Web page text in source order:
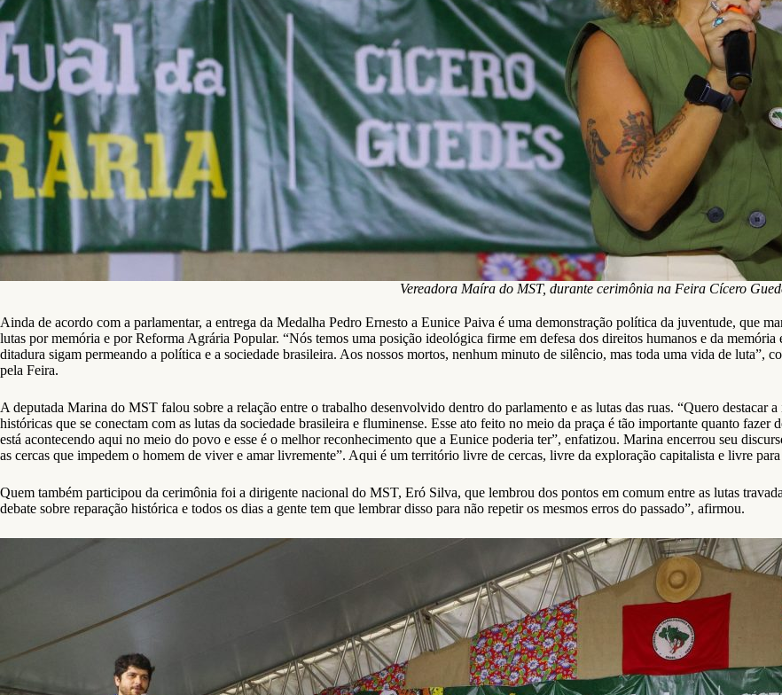
Vereadora Maíra do MST, durante cerimônia na Feira Cícero
Ainda de acordo com a parlamentar, a entrega da Medalha Pedro Ernesto a Eunice Paiva é uma demonstração política da juventude, que
lutas por memória e por Reforma Agrária Popular. “Nós temos uma posição ideológica firme em defesa dos direitos humanos e da
ditadura sigam permeando a política e a sociedade brasileira. Aos nossos mortos, nenhum minuto de silêncio, mas toda uma vida de luta”,
pela Feira.
A deputada Marina do MST falou sobre a relação entre o trabalho desenvolvido dentro do parlamento e as lutas das ruas. “Quero destacar
históricas que se conectam com as lutas da sociedade brasileira e fluminense. Esse ato feito no meio da praça é tão importante quanto
está acontecendo aqui no meio do povo e esse é o melhor reconhecimento que a Eunice poderia ter”, enfatizou. Marina encerrou seu
as cercas que impedem o homem de viver e amar livremente”. Aqui é um território livre de cercas, livre da exploração capitalista e livre para
Quem também participou da cerimônia foi a dirigente nacional do MST, Eró Silva, que lembrou dos pontos em comum entre as lutas
debate sobre reparação histórica e todos os dias a gente tem que lembrar disso para não repetir os mesmos erros do passado”, afirmou.